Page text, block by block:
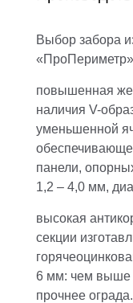
Выбор забора
повышенная
наличия V-
уменьшенной
панели,
1,2 – 4,0 мм,
высокая
секции
6 мм: чем выше
прочнее